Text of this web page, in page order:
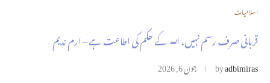
اسلامیات
قربانی صرف رسم نہیں، اللہ کے حکم کی اطاعت ہے – ارم ندیم
byadbimiras جون 6, 2026